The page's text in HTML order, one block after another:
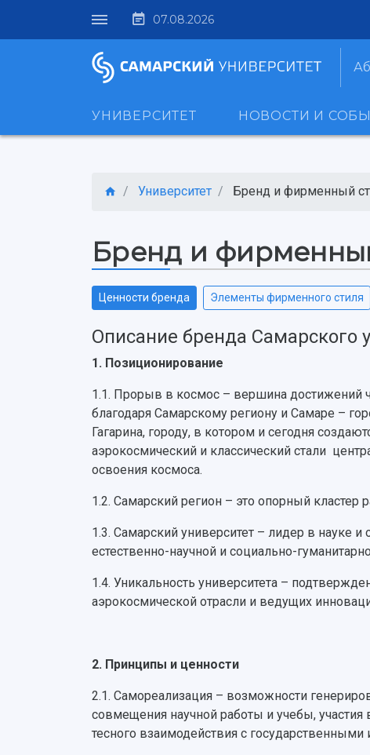
07.08.2026
УНИВЕРСИТЕТ НОВОСТИ И
Университет Бренд и фирменный
Бренд и
Ценности бренда Элементы фирменного стиля
Описание бренда Самарского
1. Позиционирование
1.1. Прорыв в космос – вершина достижений
благодаря Самарскому региону и Самаре –
Гагарина, городу, в котором и сегодня
аэрокосмический и классический стали
освоения космоса.
1.2. Самарский регион – это опорный
1.3. Самарский университет – лидер в науке
естественно-научной и социально-
1.4. Уникальность университета –
аэрокосмической отрасли и ведущих
2. Принципы и ценности
2.1. Самореализация – возможности
совмещения научной работы и учебы,
тесного взаимодействия с государственными